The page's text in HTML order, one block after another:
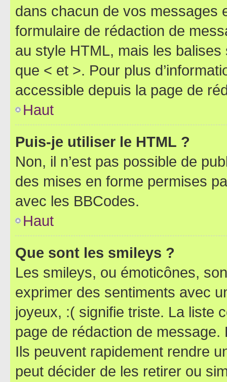
dans chacun de vos messages
formulaire de rédaction de
au style HTML, mais les
que < et >. Pour plus
accessible depuis la page de
Haut
Puis-je utiliser le HTML ?
Non, il n’est pas possible de
des mises en forme permises
avec les BBCodes.
Haut
Que sont les smileys ?
Les smileys, ou émoticônes,
exprimer des sentiments avec
joyeux, :( signifie triste. La liste
page de rédaction de
Ils peuvent rapidement rendre
peut décider de les retirer ou